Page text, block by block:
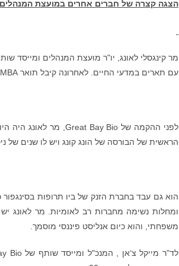
הצגה קצרה של חברים אחרים במועצת המנהלים
עם תארים במדעי החיים. לאחרונה קיבל תואר EMBA מהתוכנית המשותפת Tsinghua-INSEAD.
הראשית של הבורסה של הונג קונג ויש לו שנים של
הוא גם עבד בחברת הזנק של ביו תרופות
ומחלות נשימה מחברות רב לאומיות. מר לאונג
משפחתי, והוא כיום אנליסט פיננסי מוסמך.